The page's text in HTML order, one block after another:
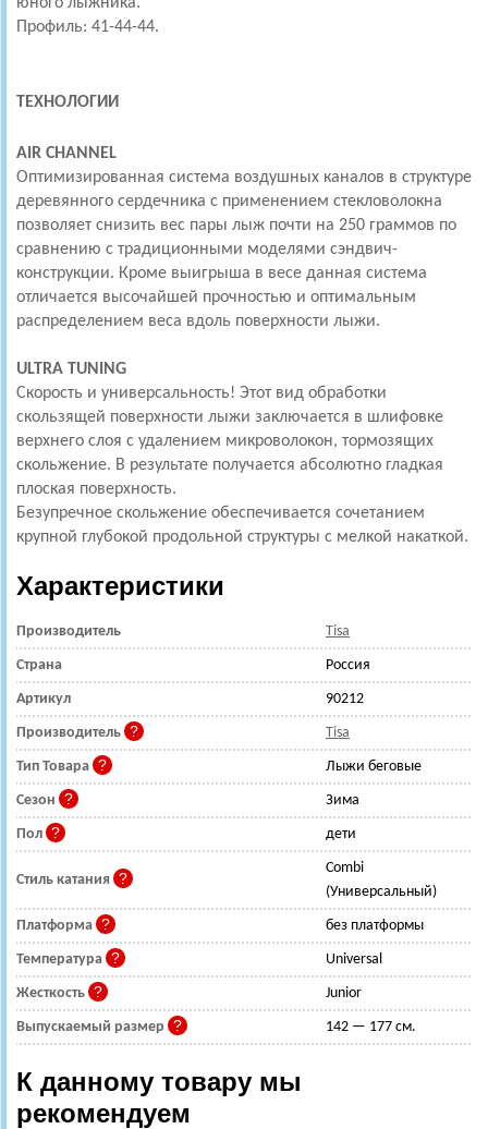
Профиль: 41-44-44.
ТЕХНОЛОГИИ
AIR CHANNEL
Оптимизированная система воздушных каналов в структуре
деревянного сердечника с применением стекловолокна
позволяет снизить вес пары лыж почти на 250 граммов по
сравнению с традиционными моделями сэндвич-
конструкции. Кроме выигрыша в весе данная система
отличается высочайшей прочностью и оптимальным
распределением веса вдоль поверхности лыжи.
ULTRA TUNING
Скорость и универсальность! Этот вид обработки
скользящей поверхности лыжи заключается в шлифовке
верхнего слоя с удалением микроволокон, тормозящих
скольжение. В результате получается абсолютно гладкая
плоская поверхность.
Безупречное скольжение обеспечивается сочетанием
крупной глубокой продольной структуры с мелкой накаткой.
Характеристики
Производитель Tisa
Страна Россия
Артикул 90212
Производитель Tisa
Тип Товара Лыжи беговые
Сезон Зима
Пол дети
Стиль катания
Combi
(Универсальный)
Платформа без платформы
Температура Universal
Жесткость Junior
Выпускаемый размер 142 — 177 см.
К данному товару мы
рекомендуем